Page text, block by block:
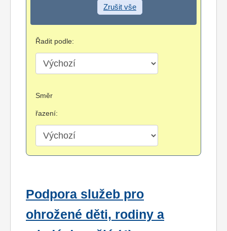
Zrušit vše
Řadit podle:
Směr
řazení:
Podpora služeb pro
ohrožené děti, rodiny a